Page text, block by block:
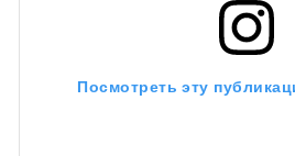
Посмотреть эту